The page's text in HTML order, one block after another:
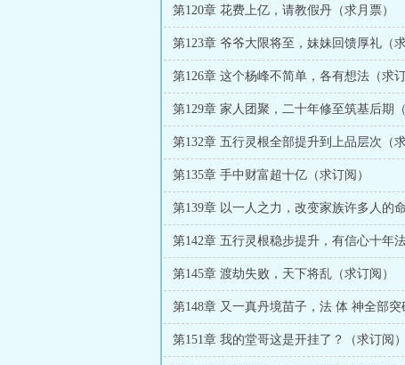
第120章 花费上亿，请教假丹（求月票）
第123章 爷爷大限将至，妹妹回馈厚礼（
第126章 这个杨峰不简单，各有想法（求
第129章 家人团聚，二十年修至筑基后期
第132章 五行灵根全部提升到上品层次（
第135章 手中财富超十亿（求订阅）
第139章 以一人之力，改变家族许多人的
第142章 五行灵根稳步提升，有信心十年
第145章 渡劫失败，天下将乱（求订阅）
第148章 又一真丹境苗子，法 体 神全部突
第151章 我的堂哥这是开挂了？（求订阅）